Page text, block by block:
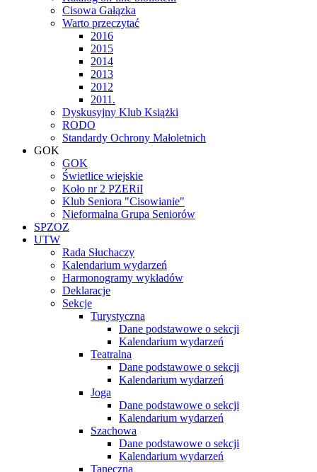
Cisowa Gałązka
Warto przeczytać
2016
2015
2014
2013
2012
2011.
Dyskusyjny Klub Książki
RODO
Standardy Ochrony Małoletnich
GOK
GOK
Świetlice wiejskie
Koło nr 2 PZERiI
Klub Seniora "Cisowianie"
Nieformalna Grupa Seniorów
SPZOZ
UTW
Rada Słuchaczy
Kalendarium wydarzeń
Harmonogramy wykładów
Deklaracje
Sekcje
Turystyczna
Dane podstawowe o sekcji
Kalendarium wydarzeń
Teatralna
Dane podstawowe o sekcji
Kalendarium wydarzeń
Joga
Dane podstawowe o sekcji
Kalendarium wydarzeń
Szachowa
Dane podstawowe o sekcji
Kalendarium wydarzeń
Taneczna